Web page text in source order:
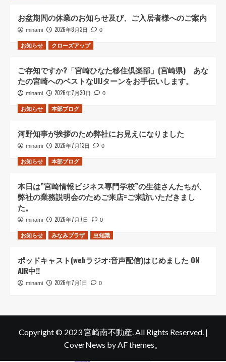
お盆期間の休業のお知らせ及び、ご入居者様へのご案内
minami 2026年8月3日 0
お知らせ クローズアップ
ご存知ですか?「宮崎ひなた移住倶楽部」(宮崎県) あな
たの宮崎へのベストなUIJターンをお手伝いします。
minami 2026年7月30日 0
お知らせ 本部ブログ
河野知事が挨拶のため弊社にお見えになりました
minami 2026年7月13日 0
お知らせ 本部ブログ
本日は”宮崎情報ビジネス専門学校”の生徒さんたちが、
弊社の業務説明会のためご来店=ご来訪いただきまし
た。
minami 2026年7月7日 0
お知らせ みなみプラザ 豆知識
ポッドキャスト(webラジオ:音声配信)はじめました ON
AIR中!!
minami 2026年7月1日 0
Copyright © 2023 宮崎南不動産. All Rights Reserved. |
CoverNews by AF themes。